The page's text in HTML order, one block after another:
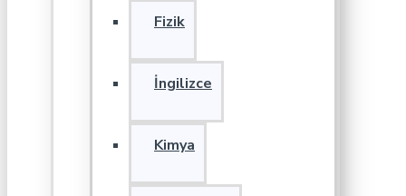
Fizik
İngilizce
Kimya